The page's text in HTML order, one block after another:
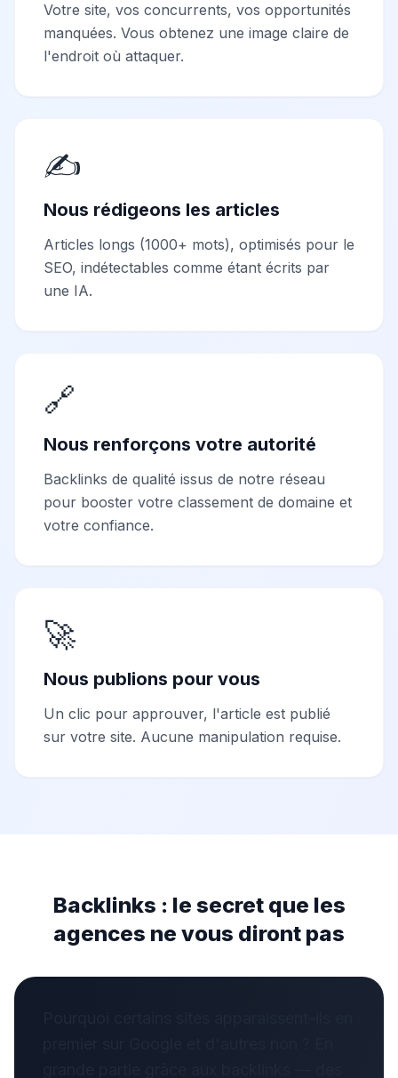
Votre site, vos concurrents, vos opportunités
manquées. Vous obtenez une image claire de
l'endroit où attaquer.
✍️
Nous rédigeons les articles
Articles longs (1000+ mots), optimisés pour le
SEO, indétectables comme étant écrits par
une IA.
🔗
Nous renforçons votre autorité
Backlinks de qualité issus de notre réseau
pour booster votre classement de domaine et
votre confiance.
🚀
Nous publions pour vous
Un clic pour approuver, l'article est publié
sur votre site. Aucune manipulation requise.
Backlinks : le secret que les
agences ne vous diront pas